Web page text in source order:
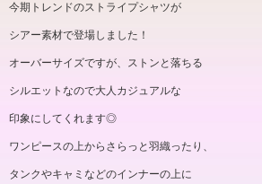
今期トレンドのストライプシャツが
シアー素材で登場しました！
オーバーサイズですが、ストンと落ちる
シルエットなので大人カジュアルな
印象にしてくれます◎
ワンピースの上からさらっと羽織ったり、
タンクやキャミなどのインナーの上に